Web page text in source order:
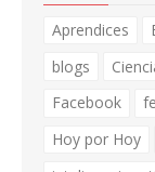
Aprendices
blogs
Facebook
Hoy por Hoy